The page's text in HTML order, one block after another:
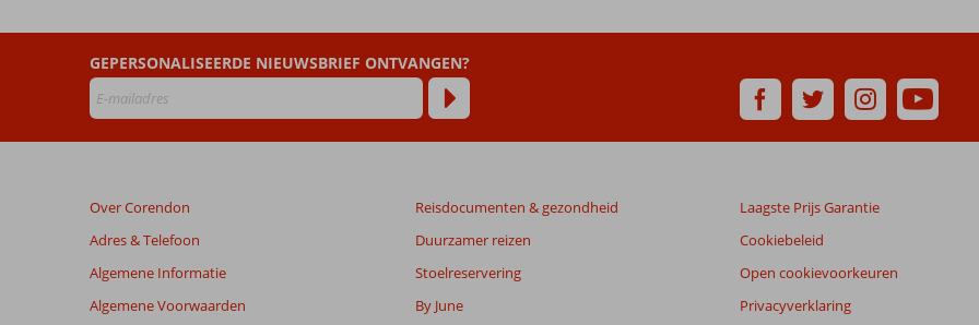
Beoordelingen
die
ouder
zijn
dan
worden
meer
weergegeven
de
GEPERSONALISEERDE NIEUWSBRIEF ONTVANGEN?
Over Corendon
Adres & Telefoon
Algemene Informatie
Algemene Voorwaarden
Reisdocumenten & gezondheid
Duurzamer reizen
Stoelreservering
By June
Laagste Prijs Garantie
Cookiebeleid
Open cookievoorkeuren
Privacyverklaring